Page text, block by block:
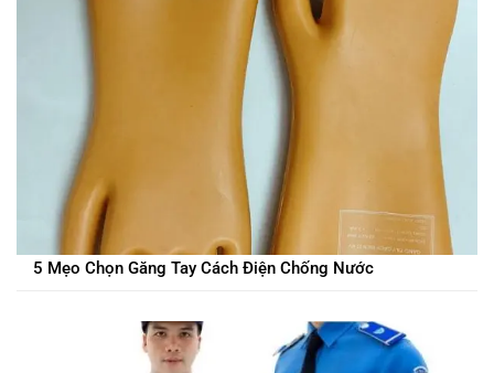
5 Mẹo Chọn Găng Tay Cách Điện Chống Nước